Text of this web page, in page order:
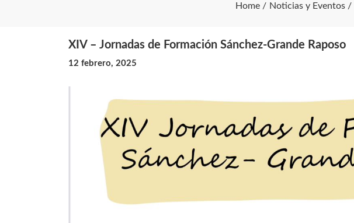
Home Noticias y Eventos
XIV – Jornadas de Formación Sánchez-Grande Raposo
12 febrero, 2025